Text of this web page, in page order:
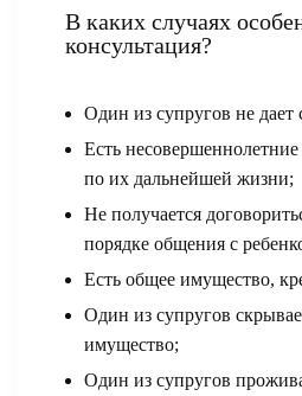
В каких случаях
консультация?
Один из супругов не дает
Есть несовершеннолетние
по их дальнейшей жизни;
Не получается
порядке общения с
Есть общее имущество,
Один из супругов
имущество;
Один из супругов